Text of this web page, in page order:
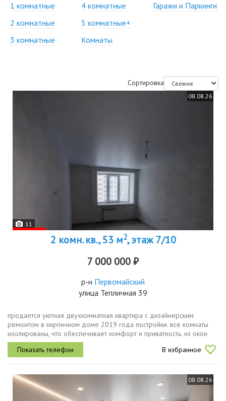
1 комнатные
2 комнатные
3 комнатные
4 комнатные
5 комнатные+
Комнаты
Гаражи и Паркинги
Сортировка
08.08.26
11
2 комн. кв., 53 м2, этаж 7/10
7 000 000 ₽
р-н Первомайский
улица Тепличная 39
продается уютная двухкомнатная квартира с дизайнерским
ремонтом в кирпичном доме 2019 года постройки. все комнаты
изолированы, что обеспечивает комфорт и приватность. из окон
открывается вид на тихий двор. во дворе расположена спортивная
площадка....
В избранное
08.08.26